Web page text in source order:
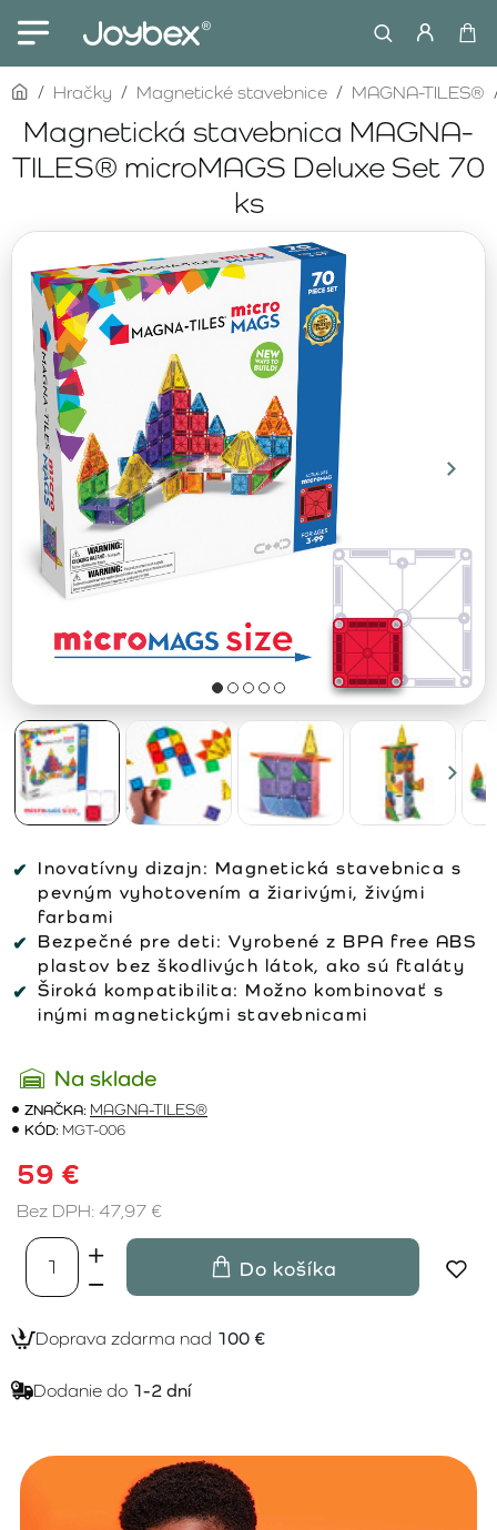
Magnetická stavebnica MAGNA-
TILES® microMAGS Deluxe Set 70
ks
homeHračky Magnetické stavebnice MAGNA-TILES®
Inovatívny dizajn: Magnetická stavebnica s
pevným vyhotovením a žiarivými, živými
farbami
Bezpečné pre deti: Vyrobené z BPA free ABS
plastov bez škodlivých látok, ako sú ftaláty
Široká kompatibilita: Možno kombinovať s
inými magnetickými stavebnicami
Na sklade
ZNAČKA: MAGNA-TILES®
KÓD: MGT-006
59 €
Bez DPH: 47,97 €
Do košíka
Doprava zdarma nad 100 €
Dodanie do 1-2 dní